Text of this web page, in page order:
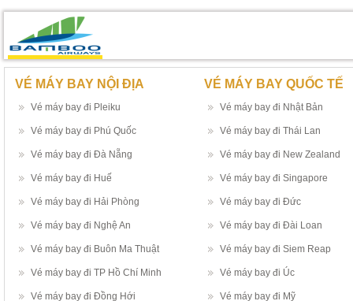
VÉ MÁY BAY NỘI ĐỊA
Vé máy bay đi Pleiku
Vé máy bay đi Phú Quốc
Vé máy bay đi Đà Nẵng
Vé máy bay đi Huế
Vé máy bay đi Hải Phòng
Vé máy bay đi Nghệ An
Vé máy bay đi Buôn Ma Thuật
Vé máy bay đi TP Hồ Chí Minh
Vé máy bay đi Đồng Hới
VÉ MÁY BAY QUỐC TẾ
Vé máy bay đi Nhật Bản
Vé máy bay đi Thái Lan
Vé máy bay đi New Zealand
Vé máy bay đi Singapore
Vé máy bay đi Đức
Vé máy bay đi Đài Loan
Vé máy bay đi Siem Reap
Vé máy bay đi Úc
Vé máy bay đi Mỹ